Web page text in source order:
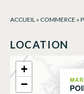
ACCUEIL » COMMERCE »
LOCATION
+
−